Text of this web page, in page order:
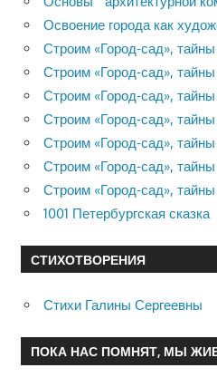
Освоение города как
Строим «Город-сад», тайны
Строим «Город-сад»,
Строим «Город-сад»,
Строим «Город-сад»,
Строим «Город-сад»,
Строим «Город-сад»,
Строим «Город-сад»,
1001 Петербургская сказка
СТИХОТВОРЕНИЯ
Стихи Галины Сергеевны
ПОКА НАС ПОМНЯТ, МЫ